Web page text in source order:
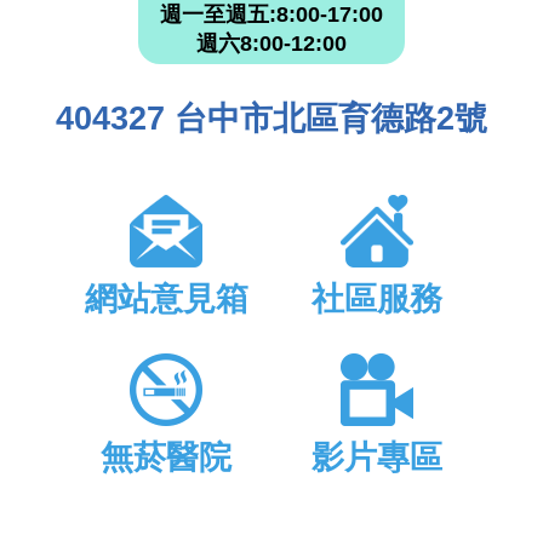
週一至週五:8:00-17:00
週六8:00-12:00
404327 台中市北區育德路2號
網站意見箱 社區服務
無菸醫院 影片專區